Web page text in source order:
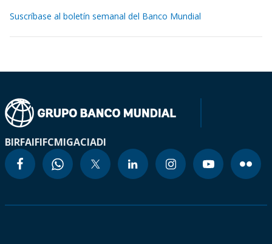
Suscríbase al boletín semanal del Banco Mundial
BIRFAIFIFCMIGACIADI